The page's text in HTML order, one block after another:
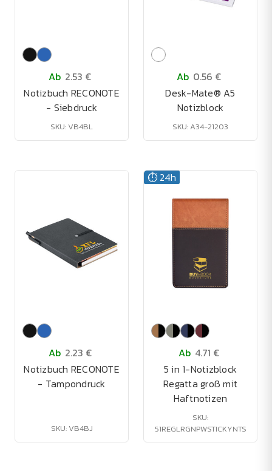
Ab 2.53 €
Notizbuch RECONOTE
- Siebdruck
SKU: VB4BL
Ab 0.56 €
Desk-Mate® A5
Notizblock
SKU: A34-21203
Ab 2.23 €
Notizbuch RECONOTE
- Tampondruck
SKU: VB4BJ
⏱️ 24h
Ab 4.71 €
5 in 1-Notizblock
Regatta groß mit
Haftnotizen
SKU:
51REGLRGNPWSTICKYNTS